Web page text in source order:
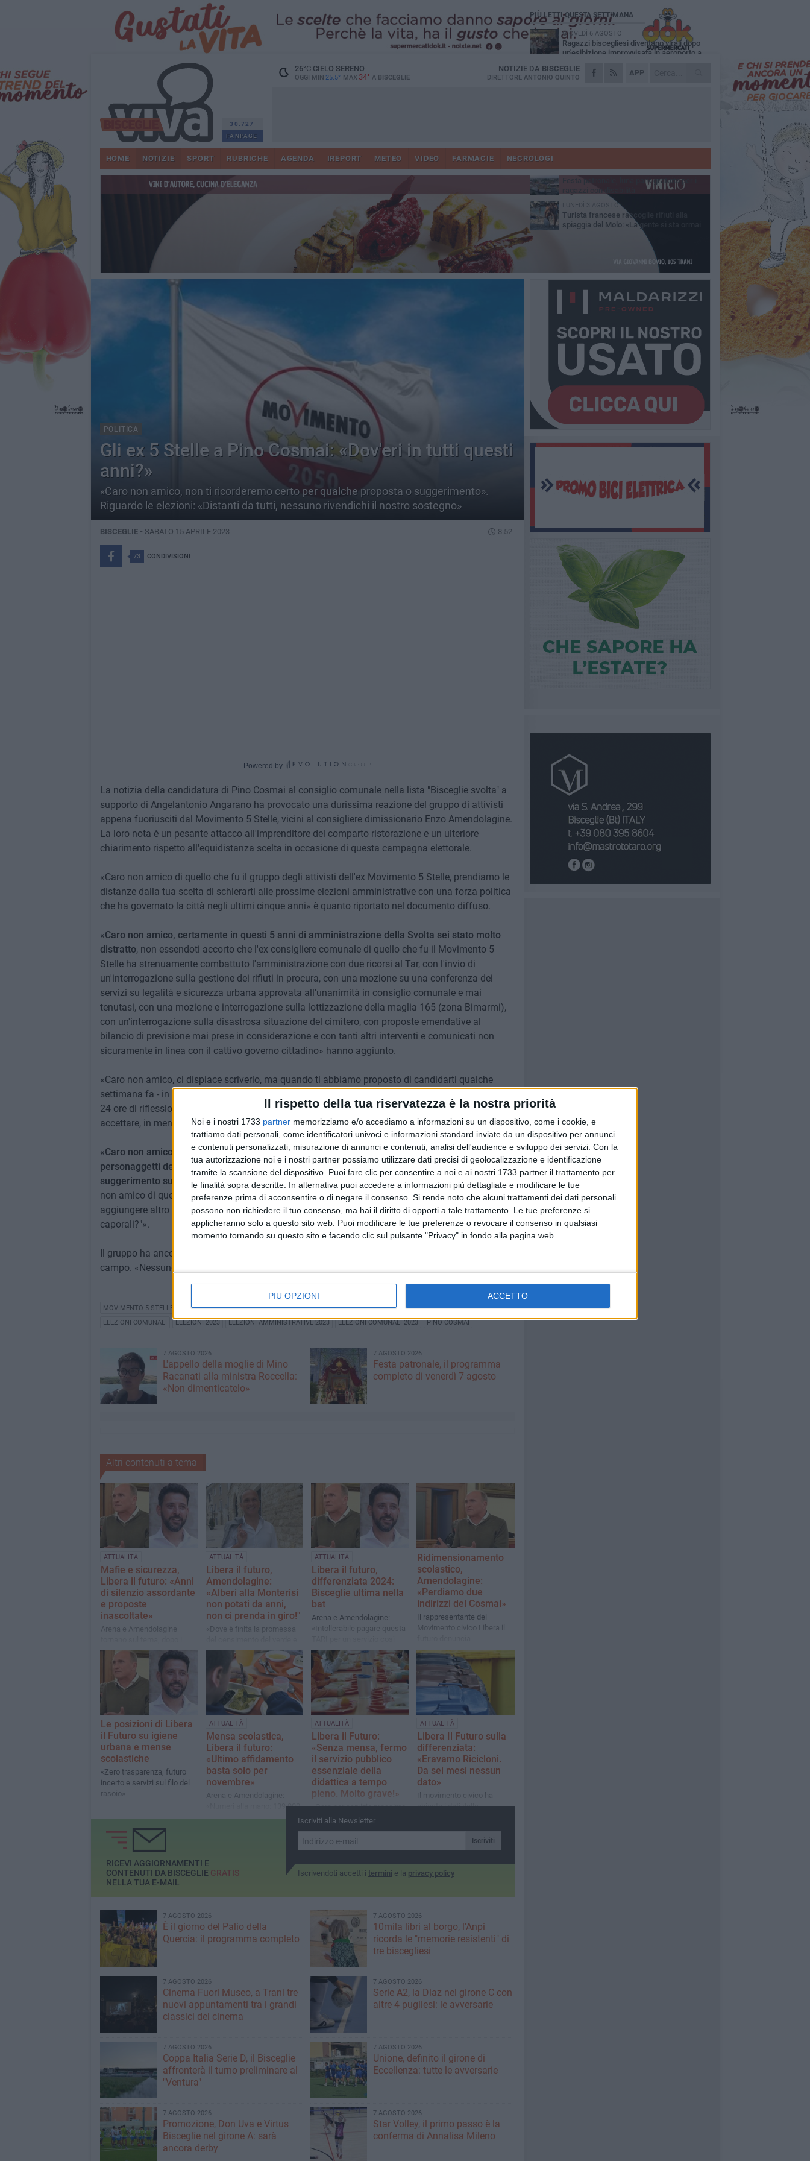
Il rispetto della tua riservatezza è la nostra priorità
Noi e i nostri 1733 partner memorizziamo e/o accediamo a informazioni su un dispositivo, come i cookie, e
trattiamo dati personali, come identificatori univoci e informazioni standard inviate da un dispositivo per annunci
e contenuti personalizzati, misurazione di annunci e contenuti, analisi dell'audience e sviluppo dei servizi. Con la
tua autorizzazione noi e i nostri partner possiamo utilizzare dati precisi di geolocalizzazione e identificazione
tramite la scansione del dispositivo. Puoi fare clic per consentire a noi e ai nostri 1733 partner il trattamento per
le finalità sopra descritte. In alternativa puoi accedere a informazioni più dettagliate e modificare le tue
preferenze prima di acconsentire o di negare il consenso. Si rende noto che alcuni trattamenti dei dati personali
possono non richiedere il tuo consenso, ma hai il diritto di opporti a tale trattamento. Le tue preferenze si
applicheranno solo a questo sito web. Puoi modificare le tue preferenze o revocare il consenso in qualsiasi
momento tornando su questo sito e facendo clic sul pulsante "Privacy" in fondo alla pagina web.
PIÙ OPZIONI ACCETTO
30.727
FANPAGE
26°CCIELO SERENO
OGGI MIN 25.5° MAX 34° A BISCEGLIE
APP
NOTIZIE DA BISCEGLIE
DIRETTORE ANTONIO QUINTO
HOME NOTIZIE SPORT RUBRICHE AGENDA IREPORT METEO VIDEO FARMACIE NECROLOGI
POLITICA
Gli ex 5 Stelle a Pino Cosmai: «Dov'eri in tutti questi
anni?»
«Caro non amico, non ti ricorderemo certo per qualche proposta o suggerimento».
Riguardo le elezioni: «Distanti da tutti, nessuno rivendichi il nostro sostegno»
BISCEGLIE - SABATO 15 APRILE 2023 8.52
73 CONDIVISIONI
Powered by
La notizia della candidatura di Pino Cosmai al consiglio comunale nella lista "Bisceglie svolta" a
supporto di Angelantonio Angarano ha provocato una durissima reazione del gruppo di attivisti
appena fuoriusciti dal Movimento 5 Stelle, vicini al consigliere dimissionario Enzo Amendolagine.
La loro nota è un pesante attacco all'imprenditore del comparto ristorazione e un ulteriore
chiarimento rispetto all'equidistanza scelta in occasione di questa campagna elettorale.
«Caro non amico di quello che fu il gruppo degli attivisti dell'ex Movimento 5 Stelle, prendiamo le
distanze dalla tua scelta di schierarti alle prossime elezioni amministrative con una forza politica
che ha governato la città negli ultimi cinque anni» è quanto riportato nel documento diffuso.
«Caro non amico, certamente in questi 5 anni di amministrazione della Svolta sei stato molto
distratto, non essendoti accorto che l'ex consigliere comunale di quello che fu il Movimento 5
Stelle ha strenuamente combattuto l'amministrazione con due ricorsi al Tar, con l'invio di
un'interrogazione sulla gestione dei rifiuti in procura, con una mozione su una conferenza dei
servizi su legalità e sicurezza urbana approvata all'unanimità in consiglio comunale e mai
tenutasi, con una mozione e interrogazione sulla lottizzazione della maglia 165 (zona Bimarmi),
con un'interrogazione sulla disastrosa situazione del cimitero, con proposte emendative al
bilancio di previsione mai prese in considerazione e con tanti altri interventi e comunicati non
sicuramente in linea con il cattivo governo cittadino» hanno aggiunto.
«Caro non amico, ci dispiace scriverlo, ma quando ti abbiamo proposto di candidarti qualche
settimana fa - in attesa che la candidatura di Enzo Amendolagine fosse boicottata - ti sei preso
24 ore di riflessione e dopo 5 giorni, non ancora convinto, hai chiesto altri giorni, salvo poi
accettare, in men che non si dica, l'allettante offerta della Svolta» hanno osservato.
«Caro non amico, noi ti ricorderemo sempre per il proficuo attivismo da selfie con i vari
personaggetti dell'ex Movimento 5 Stelle, non certamente per qualche proposta o
suggerimento su provvedimenti da portare in consiglio comunale»l'affondo più pesante. «Caro
non amico di quello che fu il gruppo degli attivisti dell'ex Movimento 5 Stelle, non vale la pena
aggiungere altro a quanto detto, solo richiamare una storica frase di Totò: "Siamo uomini o
caporali?"».
Il gruppo ha ancora una volta ribadito la distanza rispetto a tutte le candidature e coalizioni in
campo. «Nessuno ci tiri per la giacca e si intesti sostegni che non arriveranno».
MOVIMENTO 5 STELLE ELEZIONI AMMINISTRATIVE ENZO AMENDOLAGINE
MOVIMENTO 5 STELLE BISCEGLIE
ELEZIONI COMUNALI
ELEZIONI 2023 ELEZIONI AMMINISTRATIVE 2023 ELEZIONI COMUNALI 2023 PINO COSMAI
7 AGOSTO 2026
L'appello della moglie di Mino
Racanati alla ministra Roccella:
«Non dimenticatelo»
7 AGOSTO 2026
Festa patronale, il programma
completo di venerdì 7 agosto
Altri contenuti a tema
ATTUALITÀ
Mafie e sicurezza,
Libera il futuro: «Anni
di silenzio assordante
e proposte
inascoltate»
Arena e Amendolagine
recenti episodi avvenuti in
città, e ripropongono le
diverse richieste già
avanzate in passato
all'amministrazione
ATTUALITÀ
Libera il futuro,
Amendolagine:
«Alberi alla Monterisi
non potati da anni,
non ci prenda in giro!"
«Dove è finita la promessa
del piano del verde urbano?»
ATTUALITÀ
Libera il futuro,
differenziata 2024:
Bisceglie ultima nella
bat
Arena e Amendolagine:
«Intollerabile pagare questa
scadente. Fuori i dati
sull'evasione. Cambiamo il
sevizio!»
Ridimensionamento
scolastico,
Amendolagine:
«Perdiamo due
indirizzi del Cosmai»
Il rappresentante del
Movimento civico Libera il
l'inconsistenza della politica
biscegliese: «A Trani,
invece, si son fatti
rispettare»
Le posizioni di Libera
il Futuro su igiene
urbana e mense
scolastiche
«Zero trasparenza, futuro
incerto e servizi sul filo del
rasoio»
ATTUALITÀ
Mensa scolastica,
Libera il futuro:
«Ultimo affidamento
basta solo per
novembre»
Arena e Amendolagine:
«Numeri alla mano: 139.000
euro garantiscono 1.800
ATTUALITÀ
Libera il Futuro:
«Senza mensa, fermo
il servizio pubblico
essenziale della
didattica a tempo
pieno. Molto grave!»
«Gara per servizio prossimo
anno scolastico forse a
come si coprirà il servizio
nel 2024-25»
ATTUALITÀ
Libera Il Futuro sulla
differenziata:
«Eravamo Ricicloni.
Da sei mesi nessun
dato»
Il movimento civico ha
chiesto i dati della
Amendolagine: «Sui rifiuti
nessuna trasparenza!»
Iscriviti alla Newsletter
Iscriviti
Iscrivendoti accetti i termini e la privacy policy
RICEVI AGGIORNAMENTI E
CONTENUTI DA BISCEGLIE GRATIS
NELLA TUA E-MAIL
7 AGOSTO 2026
È il giorno del Palio della
Quercia: il programma completo
7 AGOSTO 2026
10mila libri al borgo, l'Anpi
ricorda le "memorie resistenti" di
tre biscegliesi
7 AGOSTO 2026
Cinema Fuori Museo, a Trani tre
nuovi appuntamenti tra i grandi
classici del cinema
7 AGOSTO 2026
Serie A2, la Diaz nel girone C con
altre 4 pugliesi: le avversarie
7 AGOSTO 2026
Coppa Italia Serie D, il Bisceglie
affronterà il turno preliminare al
"Ventura"
7 AGOSTO 2026
Unione, definito il girone di
Eccellenza: tutte le avversarie
7 AGOSTO 2026
Promozione, Don Uva e Virtus
Bisceglie nel girone A: sarà
ancora derby
7 AGOSTO 2026
Star Volley, il primo passo è la
conferma di Annalisa Mileno
PIÙ LETTI QUESTA SETTIMANA
GIOVEDÌ 6 AGOSTO
Ragazzi biscegliesi diventano virali dopo
un'esibizione improvvisata in aeroporto a
MARTEDÌ 4 AGOSTO
Emergenza caldo, il Comune di Bisceglie
Due auto incendiate nella notte in via Dieta
MERCOLEDÌ 5 AGOSTO
Festa patronale, luna park gratuito per i
LUNEDÌ 3 AGOSTO
Turista francese raccoglie rifiuti alla
spiaggia del Molo: «La gente si sta ormai
abituando»